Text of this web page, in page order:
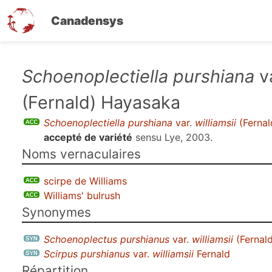
Canadensys
contenu
principal
Schoenoplectiella purshiana
(Fernald) Hayasaka
Schoenoplectiella purshiana var. williamsii
accepté de variété sensu Lye, 2003.
Noms vernaculaires
scirpe de Williams
Williams' bulrush
Synonymes
Schoenoplectus purshianus var. williamsii
Scirpus purshianus var. williamsii Fernald